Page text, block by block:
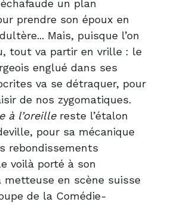
un plan
prendre son époux en
Mais, puisque l’on
tout va partir en vrille : le
englué dans ses
va se détraquer, pour
de nos zygomatiques.
à l’oreillereste l’étalon
pour sa mécanique
rebondissements
voilà porté à son
en scène suisse
de la Comédie-